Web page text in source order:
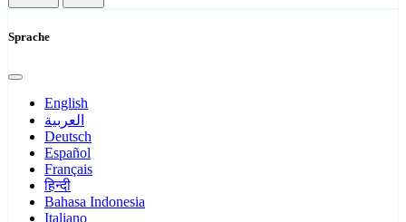
Sprache
English
العربية
Deutsch
Español
Français
हिन्दी
Bahasa Indonesia
Italiano